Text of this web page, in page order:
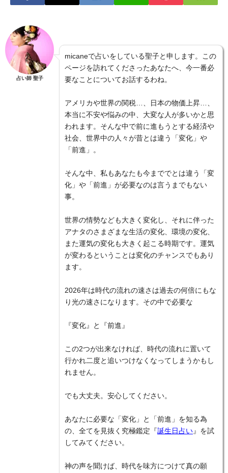
占い師 聖子
micaneで占いをしている聖子と申します。この
ページを訪れてくださったあなたへ、今一番必
要なことについてお話するわね。
アメリカや世界の関税…、日本の物価上昇…、
本当に不安や悩みの中、大変な人が多いかと思
われます。そんな中で前に進もうとする経済や
社会、世界中の人々が昔とは違う「変化」や
「前進」。
そんな中、私もあなたも今まででとは違う「変
化」や「前進」が必要なのは言うまでもない
事。
世界の情勢なども大きく変化し、それに伴った
アナタのさまざまな生活の変化、環境の変化、
また運気の変化も大きく起こる時期です。運気
が変わるということは変化のチャンスでもあり
ます。
2026年は時代の流れの速さは過去の何倍にもな
り光の速さになります。その中で必要な
『変化』と『前進』
この2つが出来なければ、時代の流れに置いて
行かれ二度と追いつけなくなってしまうかもし
れません。
でも大丈夫。安心してください。
あなたに必要な「変化」と「前進」を知る為
の、全てを見抜く究極鑑定『誕生日占い 』を試
してみてください。
神の声を聞けば、時代を味方につけて真の願